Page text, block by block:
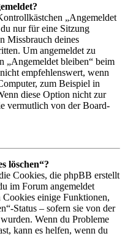
„Angemeldet
nur für eine Sitzung
Missbrauch deines
Um angemeldet zu
„Angemeldet bleiben“ beim
empfehlenswert, wenn
zum Beispiel in
diese Option nicht zur
vermutlich von der Board-
löschen“?
Cookies, die phpBB erstellt
im Forum angemeldet
einige Funktionen,
Status – sofern sie von der
Wenn du Probleme
kann es helfen, wenn du